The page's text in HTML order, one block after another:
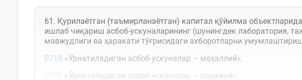
61. Қурилаётган (таъмирланаётган) капитал қўйилма
ишлаб чиқариш асбоб-ускуналарининг (шунингдек лаборатория,
мавжудлиги ва ҳаракати тўғрисидаги ахборотларни
0710 «Ўрнатиладиган асбоб-ускуналар – маҳаллий»;
0720 «Ўрнатиладиган асбоб-ускуналар – хорижий».